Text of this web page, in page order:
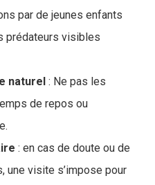
par de jeunes enfants
prédateurs visibles
naturel : Ne pas les
de repos ou
: en cas de doute ou de
une visite s’impose pour